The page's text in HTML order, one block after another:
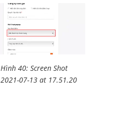
Hình 40: Screen Shot
2021-07-13 at 17.51.20